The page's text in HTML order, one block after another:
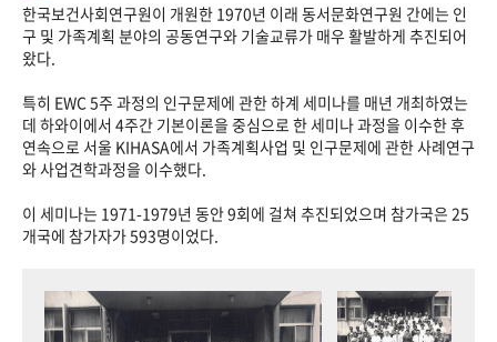
한국보건사회연구원이 개원한 1970년 이래 동서문화연구원 간에는 인
구 및 가족계획 분야의 공동연구와 기술교류가 매우 활발하게 추진되어
왔다.
특히 EWC 5주 과정의 인구문제에 관한 하계 세미나를 매년 개최하였는
데 하와이에서 4주간 기본이론을 중심으로 한 세미나 과정을 이수한 후
연속으로 서울 KIHASA에서 가족계획사업 및 인구문제에 관한 사례연구
와 사업견학과정을 이수했다.
이 세미나는 1971-1979년 동안 9회에 걸쳐 추진되었으며 참가국은 25
개국에 참가자가 593명이었다.